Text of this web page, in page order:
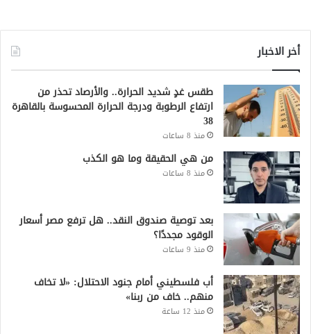
أخر الاخبار
طقس غدٍ شديد الحرارة.. والأرصاد تحذر من
ارتفاع الرطوبة ودرجة الحرارة المحسوسة بالقاهرة
38
منذ 8 ساعات
من هي الحقيقة وما هو الكذب
منذ 8 ساعات
بعد توصية صندوق النقد.. هل ترفع مصر أسعار
الوقود مجددًا؟
منذ 9 ساعات
أب فلسطيني أمام جنود الاحتلال: «لا تخاف
منهم.. خاف من ربنا»
منذ 12 ساعة